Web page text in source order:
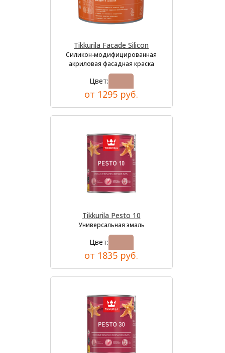
Tikkurila Facade Silicon
Силикон-модифицированная
акриловая фасадная краска
Цвет:
от 1295 руб.
Tikkurila Pesto 10
Универсальная эмаль
Цвет:
от 1835 руб.